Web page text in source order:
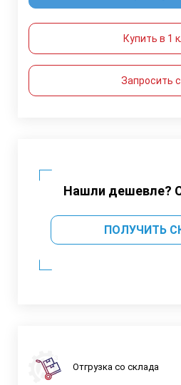
Купить в 1
Запросить
Нашли дешевле?
ПОЛУЧИТЬ
Отгрузка со склада